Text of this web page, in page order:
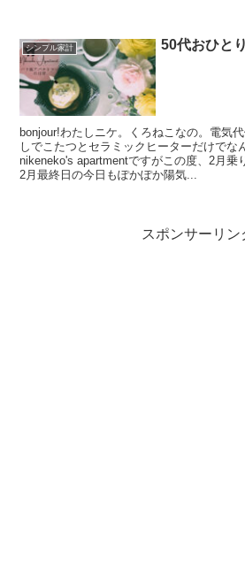
シンプル家計 50代おひと
bonjour!わたしニケ。くろねこなの。電気
しでこたつとセラミックヒーターだけでな
nikeneko's apartmentですがこの度、2月乗
2月最終日の今日もぽかぽか陽気...
スポンサーリン